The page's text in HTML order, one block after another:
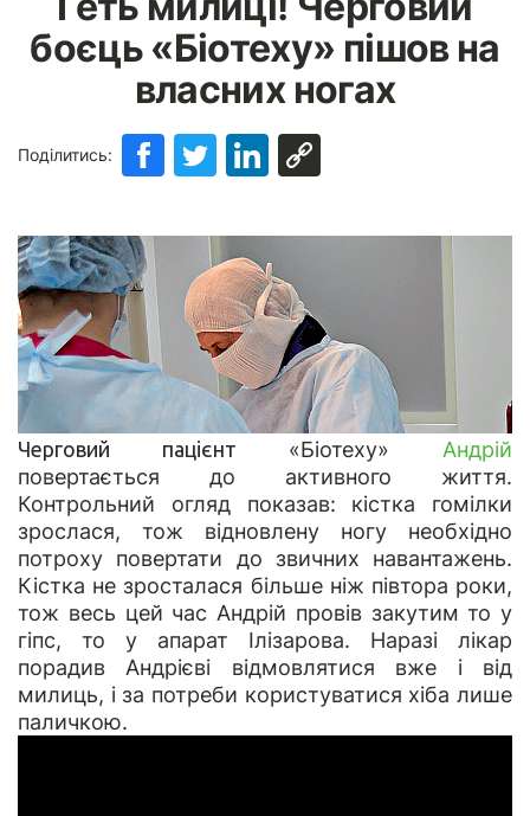
боєць «Біотеху» пішов на
власних ногах
Поділитись:
Черговий пацієнт «Біотеху» Андрій
повертається до активного життя.
Контрольний огляд показав: кістка гомілки
зрослася, тож відновлену ногу необхідно
потроху повертати до звичних навантажень.
Кістка не зросталася більше ніж півтора роки,
тож весь цей час Андрій провів закутим то у
гіпс, то у апарат Ілізарова. Наразі лікар
порадив Андрієві відмовлятися вже і від
милиць, і за потреби користуватися хіба лише
паличкою.